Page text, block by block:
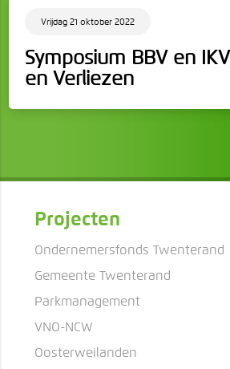
Vrijdag 21 oktober 2022
Symposium BBV en
en Verliezen
Projecten
Ondernemersfonds Twenterand
Gemeente Twenterand
Parkmanagement
VNO-NCW
Oosterweilanden